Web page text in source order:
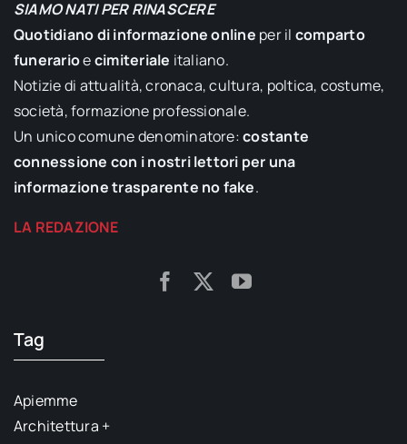
SIAMO NATI PER RINASCERE
Quotidiano di informazione online per il comparto
funerarioecimiteriale italiano.
Notizie di attualità, cronaca, cultura, poltica, costume,
società, formazione professionale.
Un unico comune denominatore:costante
connessione con i nostri lettori per una
informazione trasparente no fake.
LA REDAZIONE
Tag
Apiemme
Architettura +